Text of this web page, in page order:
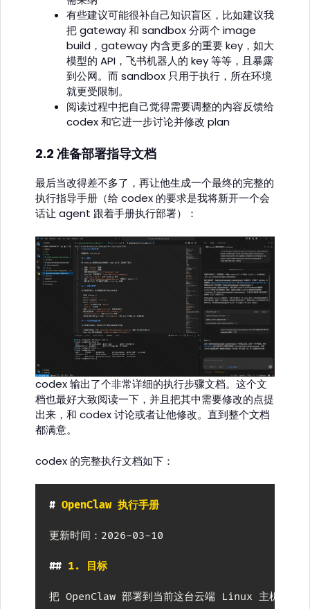
有些建议可能很补自己知识盲区，比如建议我
把 gateway 和 sandbox 分两个 image
build，gateway 内含更多的重要 key，如大
模型的 API，飞书机器人的 key 等等，且暴露
到公网。而 sandbox 只用于执行，所在环境
就更受限制。
阅读过程中把自己觉得需要调整的内容反馈给
codex 和它进一步讨论并修改 plan
2.2 准备部署指导文档
最后当改得差不多了，再让他生成一个最终的完整的
执行指导手册（给 codex 的要求是我将新开一个会
话让 agent 跟着手册执行部署）：
codex 输出了个非常详细的执行步骤文档。这个文
档也最好大致阅读一下，并且把其中需要修改的点提
出来，和 codex 讨论或者让他修改。直到整个文档
都满意。
codex 的完整执行文档如下：
# OpenClaw 执行手册
更新时间：2026-03-10
## 1. 目标
把 OpenClaw 部署到当前这台云端 Linux 主机上，满